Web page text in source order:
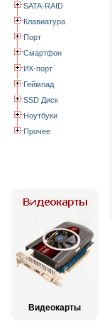
SATA-RAID
Клавиатура
Порт
Смартфон
ИК-порт
Геймпад
SSD Диск
Ноутбуки
Прочее
Видеокарты